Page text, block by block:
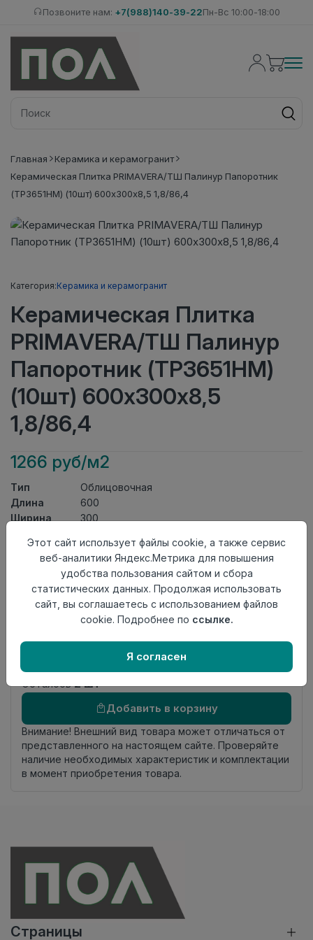
Позвоните нам: +7(988)140-39-22Пн-Вс 10:00-18:00
Главная
Керамика и керамогранит
Керамическая Плитка PRIMAVERA/ТШ Палинур Папоротник
(ТР3651НМ) (10шт) 600х300х8,5 1,8/86,4
Категория:Керамика и керамогранит
Керамическая Плитка
PRIMAVERA/ТШ Палинур
Папоротник (ТР3651НМ)
(10шт) 600х300х8,5
1,8/86,4
1266 руб/м2
Тип
Облицовочная
Длина
600
Ширина
300
Товарная
группа
Керамическая Плитка
8,5
Поверхность матовая
Страна
происхождения
Киргизия
Номер
Осталось2 шт
Добавить в корзину
Внимание! Внешний вид товара может отличаться от
представленного на настоящем сайте. Проверяйте
наличие необходимых характеристик и комплектации
в момент приобретения товара.
Страницы
Этот сайт использует файлы cookie, а также сервис
веб-аналитики Яндекс.Метрика для повышения
удобства пользования сайтом и сбора
статистических данных. Продолжая использовать
сайт, вы соглашаетесь с использованием файлов
cookie. Подробнее по ссылке.
Я согласен